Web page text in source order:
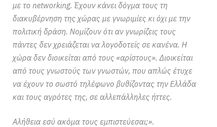
με το networking. Έχουν κάνει δόγμα τους τη
διακυβέρνηση της χώρας με γνωριμίες κι όχι με την
πολιτική δράση. Νομίζουν ότι αν γνωρίζεις τους
πάντες δεν χρειάζεται να λογοδοτείς σε κανένα. Η
χώρα δεν διοικείται από τους «αρίστους». Διοικείται
από τους γνωστούς των γνωστών, που απλώς έτυχε
να έχουν το σωστό τηλέφωνο βυθίζοντας την Ελλάδα
και τους αγρότες της, σε αλλεπάλληλες ήττες.
Αλήθεια εσύ ακόμα τους εμπιστεύεσαι;».